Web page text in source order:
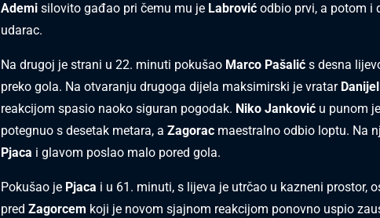
Ademi silovito gađao pri čemu mu je Labrović odbio prvi, a potom i
udarac.
Na drugoj je strani u 22. minuti pokušao Marco Pašalić s desna
preko gola. Na otvaranju drugoga dijela maksimirski je vratar
reakcijom spasio naoko siguran pogodak. Niko Janković u punom
potegnuo s desetak metara, a Zagorac maestralno odbio loptu. Na
Pjaca i glavom poslao malo pored gola.
Pokušao je Pjaca i u 61. minuti, s lijeva je utrčao u kazneni prostor,
pred Zagorcem koji je novom sjajnom reakcijom ponovno uspio